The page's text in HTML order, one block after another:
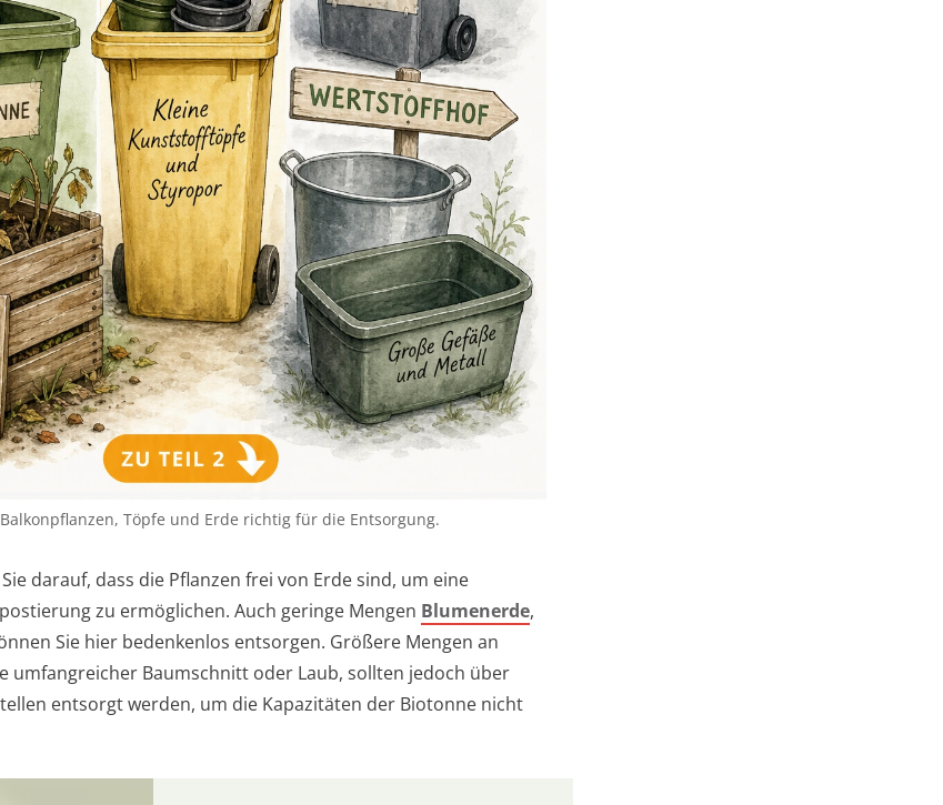
Töpfe und Erde richtig für die Entsorgung.
darauf, dass die Pflanzen frei von Erde sind, um eine
zu ermöglichen. Auch geringe Mengen Blumenerde,
Sie hier bedenkenlos entsorgen. Größere Mengen an
umfangreicher Baumschnitt oder Laub, sollten jedoch über
entsorgt werden, um die Kapazitäten der Biotonne nicht